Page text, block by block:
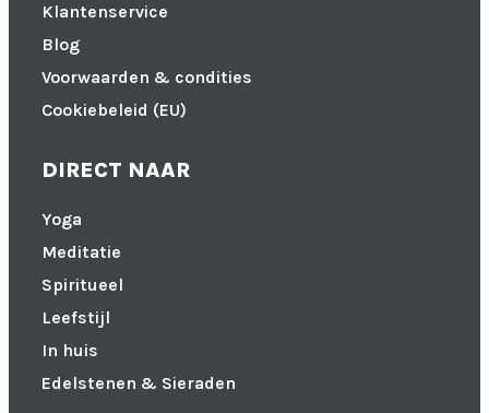
Klantenservice
Blog
Voorwaarden & condities
Cookiebeleid (EU)
DIRECT NAAR
Yoga
Meditatie
Spiritueel
Leefstijl
In huis
Edelstenen & Sieraden